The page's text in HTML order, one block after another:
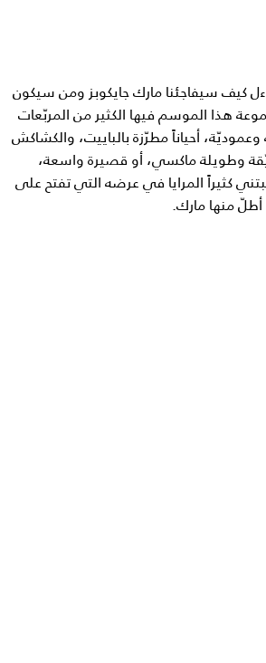
كيف سيفاجئنا مارك جايكوبز ومن سيكون
هذا الموسم فيها الكثير من المربّعات
أحياناً مطرّزة بالباييت، والكشاكش
وطويلة ماكسي، أو قصيرة واسعة،
كثيراً المرايا في عرضه التي تفتح على
منها مارك.